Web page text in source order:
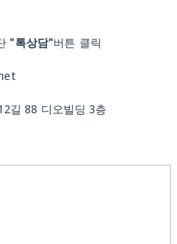
"톡상담"버튼 클릭
길 88 디오빌딩 3층